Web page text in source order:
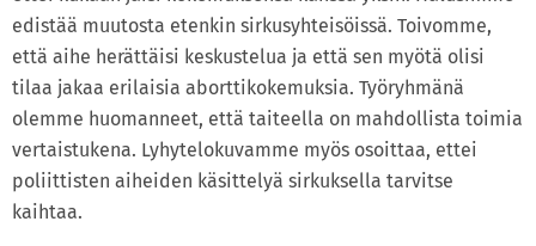
edistää muutosta etenkin sirkusyhteisöissä. Toivomme,
että aihe herättäisi keskustelua ja että sen myötä olisi
tilaa jakaa erilaisia aborttikokemuksia. Työryhmänä
olemme huomanneet, että taiteella on mahdollista toimia
vertaistukena. Lyhytelokuvamme myös osoittaa, ettei
poliittisten aiheiden käsittelyä sirkuksella tarvitse
kaihtaa.